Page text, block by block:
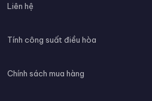
Liên hệ
Tính công suất điều hòa
Chính sách mua hàng